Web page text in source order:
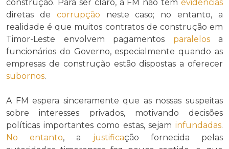
construção. Para ser claro, a FM não tem evidências
diretas de corrupção neste caso; no entanto, a
realidade é que muitos contratos de construção em
Timor-Leste envolvem pagamentos paralelosa
funcionários do Governo, especialmente quando as
empresas de construção estão dispostas a oferecer
subornos.
A FM espera sinceramente que as nossas suspeitas
sobre interesses privados, motivando decisões
políticas importantes como estas, sejam infundadas.
No entanto, a justificação fornecida pelas